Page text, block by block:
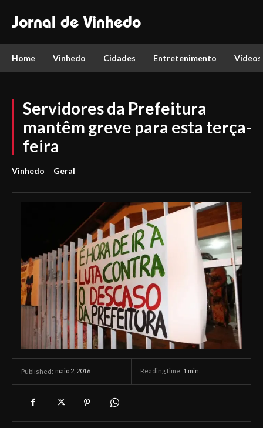
Jornal de Vinhedo
Home Vinhedo Cidades Entretenimento Vídeos
Servidores da Prefeitura
mantêm greve para esta terça-
feira
Vinhedo Geral
Published: maio 2, 2016 Reading time: 1 min.